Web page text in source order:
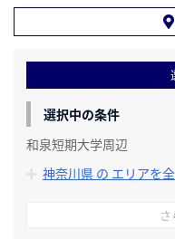
選択中の条件
和泉短期大学周辺
神奈川県 の エリアを